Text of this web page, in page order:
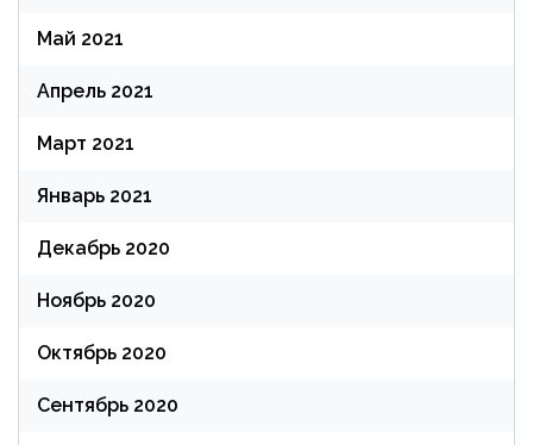
Май 2021
Апрель 2021
Март 2021
Январь 2021
Декабрь 2020
Ноябрь 2020
Октябрь 2020
Сентябрь 2020